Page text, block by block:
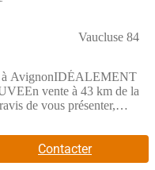
Vaucluse 84
à AvignonIDÉALEMENT
vente à 43 km de la
de vous présenter,
m² de terrain.Elle se
une salle de bains. La
dans un secteur prisé. Il
Contacter